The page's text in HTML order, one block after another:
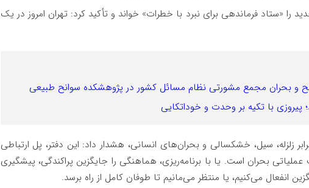
را «ستاد فرماندهی برای نبرد با خطرات» خواند و تأکید کرد: تهران امروز در یک
و بحران مجمع مشورتی نظام مسائل کشور در پژوهشکده سوانح طبیعی
پیروزی با تکیه بر وحدت و خوداتکایی
زلزله، سیل، خشکسالی و بحران‌های انسانی، هشدار داد: این دفتر، پل ارتباطی
بحران است. یا با برنامه‌ریزی، هماهنگی را جایگزین پراکندگی، پیشگیری
انفعال می‌کنیم، یا منتظر می‌مانیم تا طوفان کامل از راه برسد.